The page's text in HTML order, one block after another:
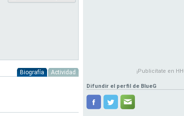
Biografía
Actividad
¡Publicítate en
Difundir el perfil de BlueG